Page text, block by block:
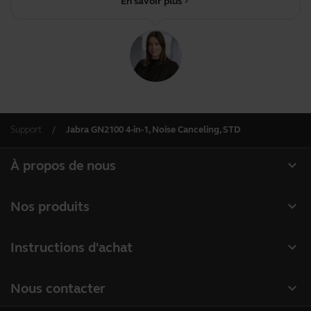
Support Jabra GN2100 4-in-1, Noise Canceling, STD
expand_more
À propos de nous
Durabilité
expand_more
Nos produits
Caméras de visioconférence
expand_more
Instructions d'achat
expand_more
Nous contacter